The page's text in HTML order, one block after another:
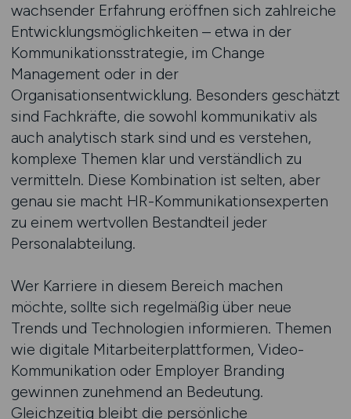
wachsender Erfahrung eröffnen sich zahlreiche
Entwicklungsmöglichkeiten – etwa in der
Kommunikationsstrategie, im Change
Management oder in der
Organisationsentwicklung. Besonders geschätzt
sind Fachkräfte, die sowohl kommunikativ als
auch analytisch stark sind und es verstehen,
komplexe Themen klar und verständlich zu
vermitteln. Diese Kombination ist selten, aber
genau sie macht HR-Kommunikationsexperten
zu einem wertvollen Bestandteil jeder
Personalabteilung.
Wer Karriere in diesem Bereich machen
möchte, sollte sich regelmäßig über neue
Trends und Technologien informieren. Themen
wie digitale Mitarbeiterplattformen, Video-
Kommunikation oder Employer Branding
gewinnen zunehmend an Bedeutung.
Gleichzeitig bleibt die persönliche